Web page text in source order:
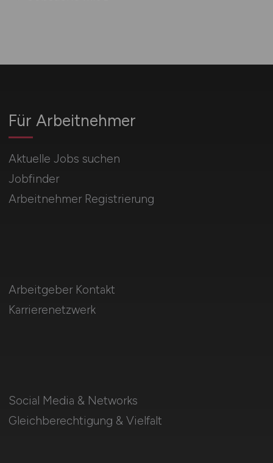
Für Arbeitnehmer
Aktuelle Jobs suchen
Jobfinder
Arbeitnehmer Registrierung
Social Media & Networks
Gleichberechtigung & Vielfalt
Arbeitgeber Kontakt
Karrierenetzwerk